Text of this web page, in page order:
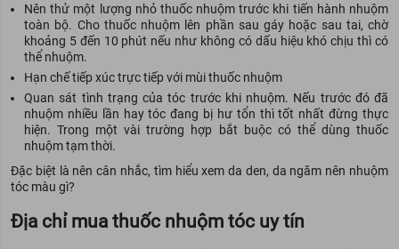
Nên thử một lượng nhỏ thuốc nhuộm trước khi tiến hành nhuộm
toàn bộ. Cho thuốc nhuộm lên phần sau gáy hoặc sau tai, chờ
khoảng 5 đến 10 phút nếu như không có dấu hiệu khó chịu thì có
thể nhuộm.
Hạn chế tiếp xúc trực tiếp với mùi thuốc nhuộm
Quan sát tình trạng của tóc trước khi nhuộm. Nếu trước đó đã
nhuộm nhiều lần hay tóc đang bị hư tổn thì tốt nhất đừng thực
hiện. Trong một vài trường hợp bắt buộc có thể dùng thuốc
nhuộm tạm thời.
Đặc biệt là nên cân nhắc, tìm hiểu xem da den, da ngăm nên nhuộm
tóc màu gì?
Địa chỉ mua thuốc nhuộm tóc uy tín